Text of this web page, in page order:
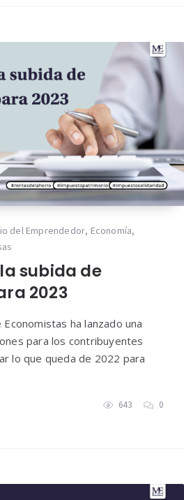
del Emprendedor, Economía,
subida de
2023
ha lanzado una
para los contribuyentes
lo que queda de 2022 para
643 0